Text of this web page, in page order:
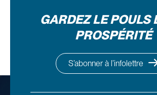
GARDEZ LE POULS
PROSPÉRITÉ
S’abonner à l’infolettre